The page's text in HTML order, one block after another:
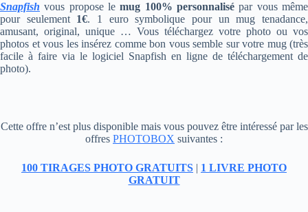
Snapfish vous propose lemug 100% personnalisé par vous même
pour seulement 1€. 1 euro symbolique pour un mug tenadance,
amusant, original, unique … Vous téléchargez votre photo ou vos
photos et vous les insérez comme bon vous semble sur votre mug (très
facile à faire via le logiciel Snapfish en ligne de téléchargement de
photo).
Cette offre n’est plus disponible mais vous pouvez être intéressé par les
offres PHOTOBOX suivantes :
100 TIRAGES PHOTO GRATUITS | 1 LIVRE PHOTO
GRATUIT